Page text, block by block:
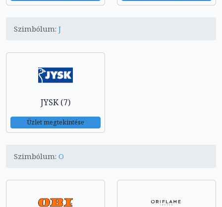
Szimbólum: J
JYSK (7)
Üzlet megtekintése
Szimbólum: O